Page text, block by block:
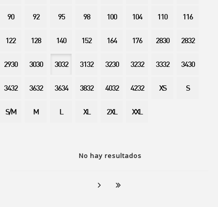
No hay resultados
90 92 95 98 100 104 110 116
122 128 140 152 164 176 2830 2832
2930 3030 3032 3132 3230 3232 3332 3430
3432 3632 3634 3832 4032 4232 XS S
S/M M L XL 2XL XXL